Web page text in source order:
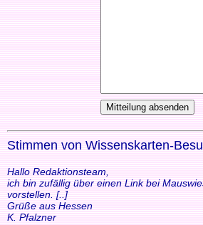
Stimmen von Wissenskarten-
Hallo Redaktionsteam,
ich bin zufällig über einen Link bei
vorstellen. [..]
Grüße aus Hessen
K. Pfalzner